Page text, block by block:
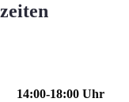
14:00-18:00 Uhr